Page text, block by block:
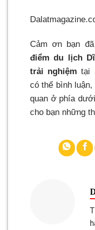
Cảm ơn bạn
điểm du lịch
trải nghiệm tại
có thể bình
quan ở phía
cho bạn những